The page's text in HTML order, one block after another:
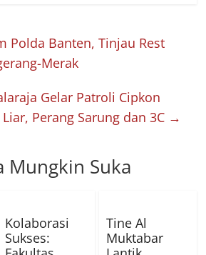
Polda Banten, Tinjau Rest
Merak
Gelar Patroli Cipkon
Perang Sarung dan 3C →
Mungkin Suka
Kolaborasi
Sukses:
Tine Al
Muktabar